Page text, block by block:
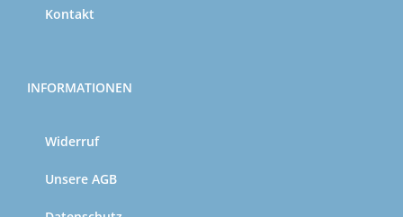
Kontakt
INFORMATIONEN
Widerruf
Unsere AGB